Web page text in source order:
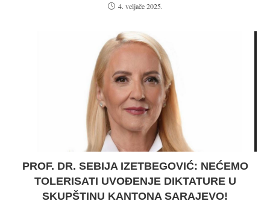
4. veljače 2025.
PROF. DR. SEBIJA IZETBEGOVIĆ: NEĆEMO
TOLERISATI UVOĐENJE DIKTATURE U
SKUPŠTINU KANTONA SARAJEVO!